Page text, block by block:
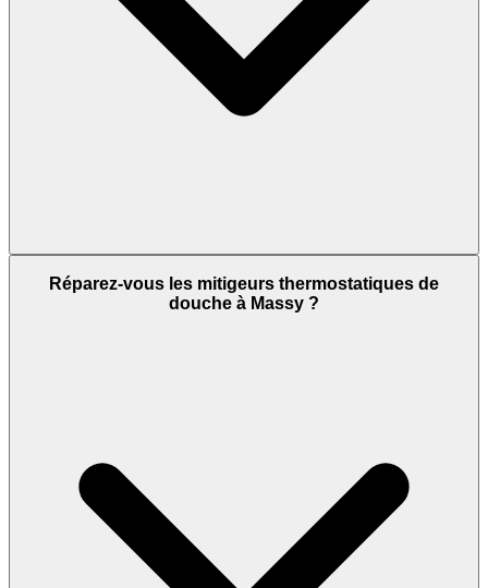
Réparez-vous les mitigeurs thermostatiques de
douche à Massy ?